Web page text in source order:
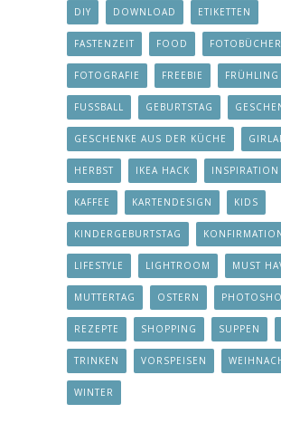
DIY DOWNLOAD ETIKETTEN
FASTENZEIT FOOD FOTOBÜCHER
FOTOGRAFIE FREEBIE FRÜHLING
FUSSBALL GEBURTSTAG
GESCHENKE AUS DER KÜCHE
HERBST IKEA HACK INSPIRATION
KAFFEE KARTENDESIGN KIDS
KINDERGEBURTSTAG
LIFESTYLE LIGHTROOM MUST
MUTTERTAG OSTERN
REZEPTE SHOPPING SUPPEN
TRINKEN VORSPEISEN
WINTER